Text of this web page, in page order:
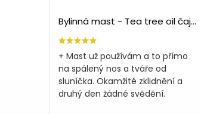
Bylinná mast - Tea tree oil čajovník (150ml)
+ Mast už používám a to přímo
na spálený nos a tváře od
sluníčka. Okamžité zklidnění a
druhý den žádné svědění.
115 Kč
Deníček A6 od české značky
MINIMEE